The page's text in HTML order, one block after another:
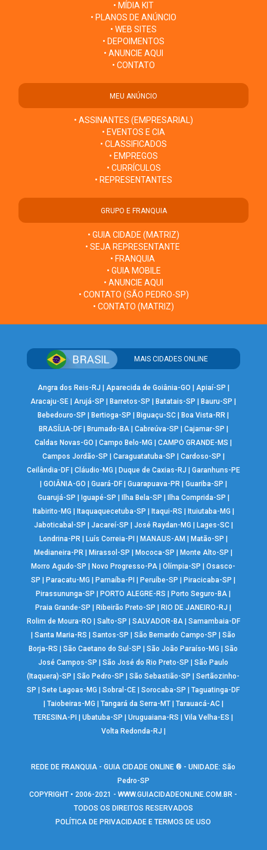
• MÍDIA KIT
• PLANOS DE ANÚNCIO
• WEB SITES
• DEPOIMENTOS
• ANUNCIE AQUI
• CONTATO
MEU ANÚNCIO
• ASSINANTES (EMPRESARIAL)
• EVENTOS E CIA
• CLASSIFICADOS
• EMPREGOS
• CURRÍCULOS
• REPRESENTANTES
GRUPO E FRANQUIA
• GUIA CIDADE (MATRIZ)
• SEJA REPRESENTANTE
• FRANQUIA
• GUIA MOBILE
• ANUNCIE AQUI
• CONTATO (SÃO PEDRO-SP)
• CONTATO (MATRIZ)
MAIS CIDADES ONLINE
Angra dos Reis-RJ Aparecida de Goiânia-GO Apiaí-SP
Aracaju-SE |Arujá-SP Barretos-SP Batatais-SP Bauru-SP
Bebedouro-SP
Bertioga-SP Biguaçu-SC Boa Vista-RR
BRASÍLIA-DF| Brumado-BA| Cabreúva-SP Cajamar-SP
Caldas Novas-GO
|Campo Belo-MG |CAMPO GRANDE-MS
Campos Jordão-SP
Caraguatatuba-SP Cardoso-SP
Ceilândia-DF| Cláudio-MG Duque de Caxias-RJ
Garanhuns-PE
GOIÂNIA-GO Guará-DF| Guarapuava-PR| Guariba-SP
Guarujá-SP
Iguapé-SP Ilha Bela-SP Ilha Comprida-SP
Itabirito-MG
Itaquaquecetuba-SP Itaqui-RS Ituiutaba-MG
Jaboticabal-SP
Jacareí-SP José Raydan-MG Lages-SC|
Londrina-PR| Luís Correia-PI MANAUS-AM Matão-SP
Medianeira-PR
Mirassol-SP Mococa-SP Monte Alto-SP
Morro Agudo-SP
Novo Progresso-PA |Olímpia-SP |Osasco-
SP
Paracatu-MG Parnaíba-PI Peruíbe-SP Piracicaba-SP
Pirassununga-SP
PORTO ALEGRE-RS Porto Seguro-BA
Praia Grande-SP
Ribeirão Preto-SP RIO DE JANEIRO-RJ
Rolim de Moura-RO
Salto-SP SALVADOR-BA| Samambaia-DF
|Santa Maria-RS |Santos-SP |São Bernardo Campo-SP |São
Borja-RS
|São Caetano do Sul-SP |São João Paraíso-MG |São
José Campos-SP
|São José do Rio Preto-SP |São Paulo
(Itaquera)-SP
|São Pedro-SP |São Sebastião-SP |Sertãozinho-
SP
|Sete Lagoas-MG |Sobral-CE |Sorocaba-SP |Taguatinga-DF
Taiobeiras-MG Tangará da Serra-MT| Tarauacá-AC|
TERESINA-PI
|Ubatuba-SP |Uruguaiana-RS |Vila Velha-ES
Volta Redonda-RJ
REDE DE FRANQUIA - GUIA CIDADE ONLINE ® - UNIDADE: São
Pedro-SP
COPYRIGHT • 2006-2021 -WWW.GUIACIDADEONLINE.COM.BR -
TODOS OS DIREITOS RESERVADOS
POLÍTICA DE PRIVACIDADE E TERMOS DE USO